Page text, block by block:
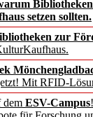
setzen sollten.
zur
Mit RFID-
dem ESV-Campus!